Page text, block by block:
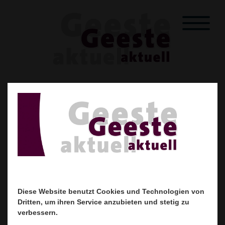
Riviera Pool
Fertigschwimmbad GmbH
Diese Website benutzt Cookies und Technologien von
Dritten, um ihren Service anzubieten und stetig zu
verbessern.
Diese Website benutzt Cookies und Technologien von
Dritten, um ihren Service anzubieten und stetig zu
verbessern.